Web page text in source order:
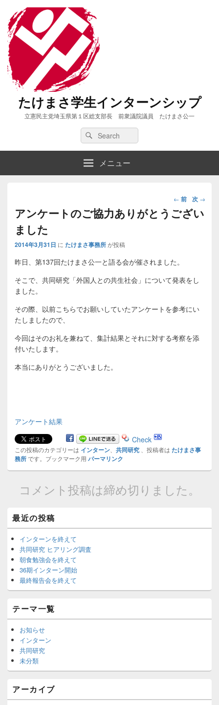
たけまさ学生インターンシップ
立憲民主党埼玉県第１区総支部長 前衆議院議員 たけまさ公一
Search
for:
Search
メニュー
投
稿
ナ
シ
ン
← 前 次 →
アンケートのご協力ありがとうござい
ました
2014年3月31日 に たけまさ事務所が投稿
昨日、第137回たけまさ公一と語る会が催されました。
そこで、共同研究「外国人との共生社会」について発表をし
ました。
その際、以前こちらでお願いしていたアンケートを参考にい
たしましたので、
今回はそのお礼を兼ねて、集計結果とそれに対する考察を添
付いたします。
本当にありがとうございました。
アンケート結果
Check
この投稿のカテゴリーは インターン 共同研究 、投稿者は たけまさ事
務所です。ブックマーク用 パーマリンク
コメント投稿は締め切りました。
Primary
Sidebar
最近の投稿
インターンを終えて
共同研究 ヒアリング調査
朝食勉強会を終えて
36期インターン開始
最終報告会を終えて
テーマ一覧
お知らせ
インターン
共同研究
未分類
アーカイブ